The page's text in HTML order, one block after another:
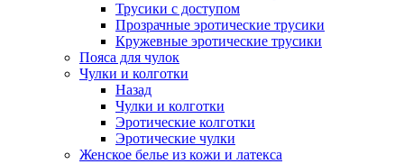
Трусики с доступом
Прозрачные эротические трусики
Кружевные эротические трусики
Пояса для чулок
Чулки и колготки
Назад
Чулки и колготки
Эротические колготки
Эротические чулки
Женское белье из кожи и латекса